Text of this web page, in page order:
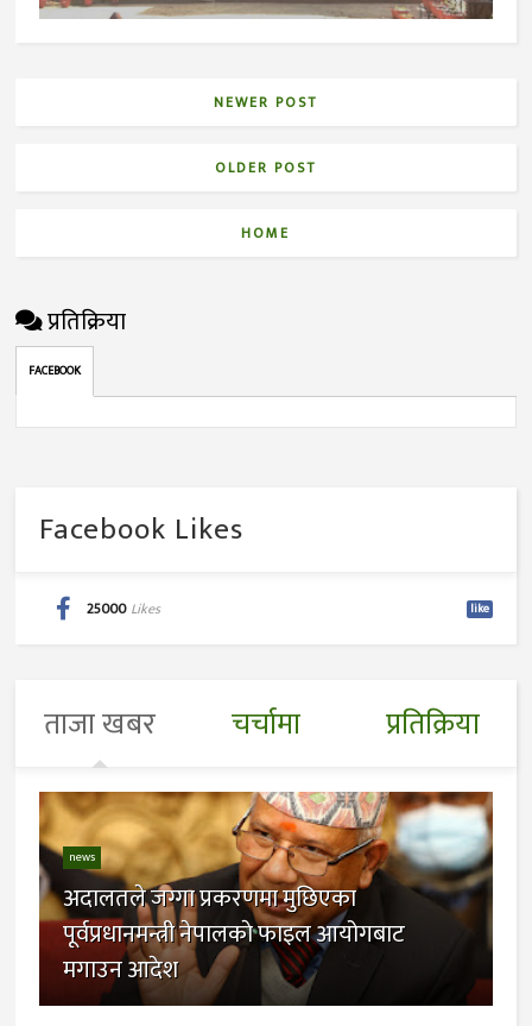
NEWER POST
OLDER POST
HOME
प्रतिक्रिया
FACEBOOK
Facebook Likes
25000 Likes like
ताजा खबर चर्चामा प्रतिक्रिया
news
अदालतले जग्गा प्रकरणमा मुछिएका
पूर्वप्रधानमन्त्री नेपालकाे फाइल आयोगबाट
मगाउन आदेश